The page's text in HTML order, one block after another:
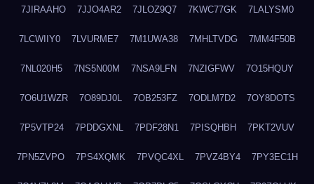
7JIRAAHO 7JJO4AR2 7JLOZ9Q7 7KWC77GK 7LALYSM0
7LCWIIY0 7LVURME7 7M1UWA38 7MHLTVDG 7MM4F50B
7NL020H5 7NS5N00M 7NSA9LFN 7NZIGFWV 7O15HQUY
7O6U1WZR 7O89DJ0L 7OB253FZ 7ODLM7D2 7OY8DOTS
7P5VTP24 7PDDGXNL 7PDF28N1 7PISQHBH 7PKT2VUV
7PN5ZVPO 7PS4XQMK 7PVQC4XL 7PVZ4BY4 7PY3EC1H